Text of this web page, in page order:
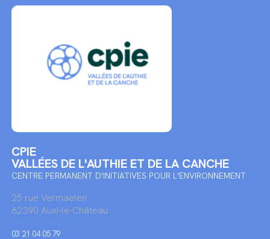
CPIE
VALLÉES DE L'AUTHIE ET DE LA CANCHE
CENTRE PERMANENT D'INITIATIVES POUR L'ENVIRONNEMENT
25 rue Vermaelen
62390 Auxi-le-Château
03 21 04 05 79